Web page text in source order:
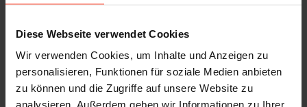
Diese Webseite verwendet Cookies
Wir verwenden Cookies, um Inhalte und Anzeigen zu
personalisieren, Funktionen für soziale Medien anbieten
zu können und die Zugriffe auf unsere Website zu
analysieren. Außerdem geben wir Informationen zu Ihrer
Tag des Meeres 2024